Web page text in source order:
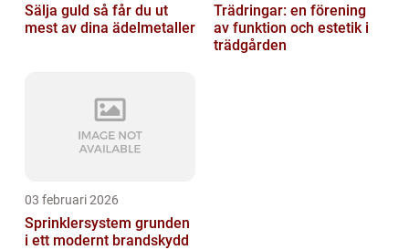
Sälja guld så får du ut
mest av dina ädelmetaller
Trädringar: en förening
av funktion och estetik i
trädgården
03 februari 2026
Sprinklersystem grunden
i ett modernt brandskydd